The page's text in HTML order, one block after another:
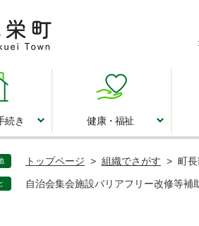
続き 健康・福祉
トップページ > 組織でさがす > 町
自治会集会施設バリアフリー改修等補